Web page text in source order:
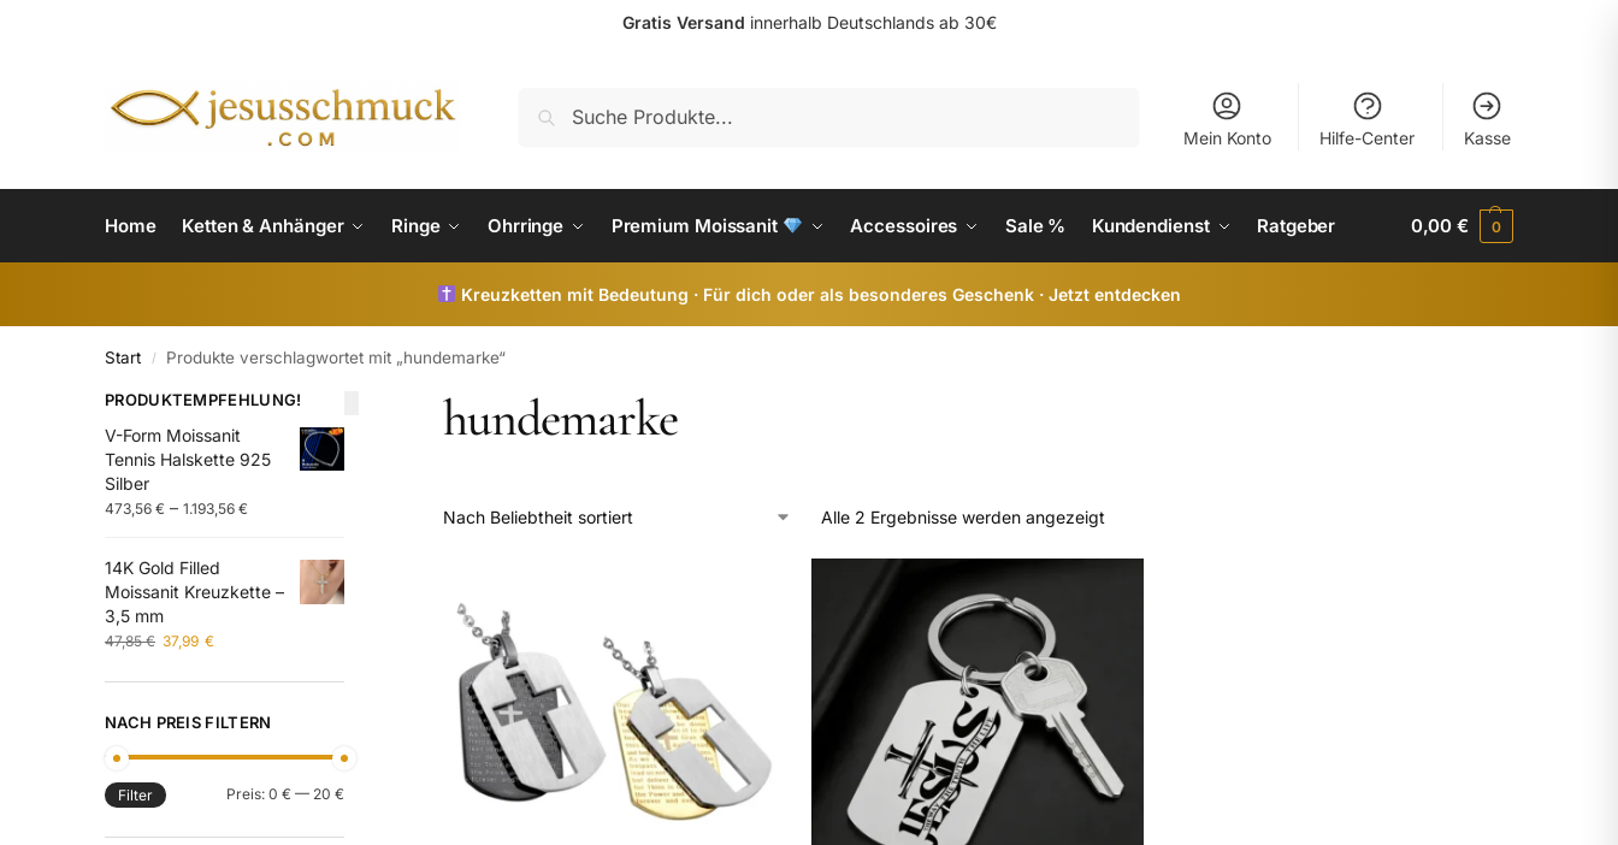
Gratis Versand innerhalb Deutschlands ab 30€
Mein Konto Hilfe-Center Kasse
Home Ketten & Anhänger Ringe Ohrringe Premium Moissanit Accessoires Sale % Kundendienst Ratgeber 0,00€ 0
Kreuzketten mit Bedeutung · Für dich oder als besonderes Geschenk · Jetzt entdecken
Start / Produkte verschlagwortet mit „hundemarke“
hundemarke
Alle 2 Ergebnisse werden angezeigt
PRODUKTEMPFEHLUNG!
V-Form Moissanit
Tennis Halskette 925
Silber
473,56 € – 1.193,56 €
14K Gold Filled
Moissanit Kreuzkette –
3,5 mm
47,85€ 37,99 €
NACH PREIS FILTERN
Filter Preis: 0 € — 20 €